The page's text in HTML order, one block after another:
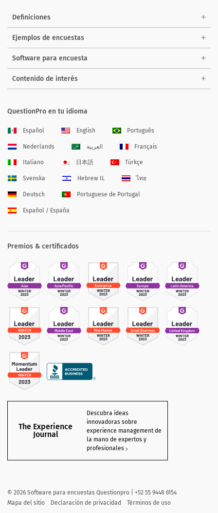
Definiciones
Ejemplos de encuestas
Software para encuesta
Contenido de interés
QuestionPro en tu idioma
Español English Português
Nederlands العربية Français
Italiano 日本語 Türkçe
Svenska Hebrew IL ไทย
Deutsch Portuguese de Portugal
Español / España
Premios & certificados
The Experience
Journal
Descubra ideas
innovadoras sobre
experience management de
la mano de expertos y
profesionales
© 2026 Software para encuestas Questionpro | +52 55 9448 6154
Mapa del sitio
Declaración de privacidad Términos de uso